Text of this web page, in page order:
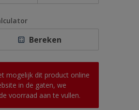
Bereken
mogelijk dit product online
in de gaten, we
voorraad aan te vullen.